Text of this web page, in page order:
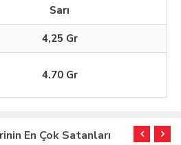
Sarı
4,25 Gr
4.70 Gr
En Çok Satanları